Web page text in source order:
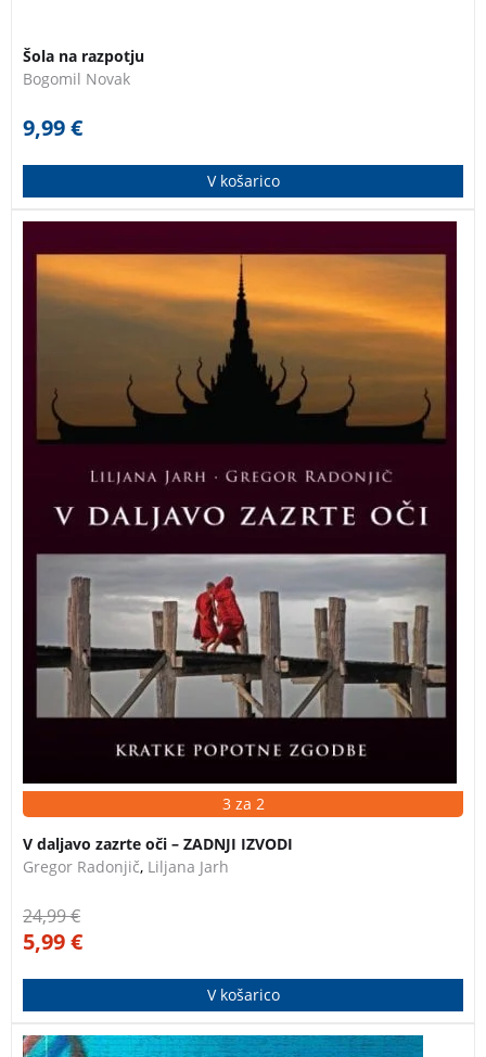
Šola na razpotju
Bogomil Novak
9,99€
V košarico
Kratke zgodbe o drobnih naključjih v popotnih
doživetjih so v knjigo položene med umetniške
fotografije. Zadnji izvodi – knjiga je lahko rahko
poškodovana (naslovnica)!
3 za 2
V daljavo zazrte oči – ZADNJI IZVODI
Gregor Radonjič, Liljana Jarh
24,99€
5,99€
V košarico